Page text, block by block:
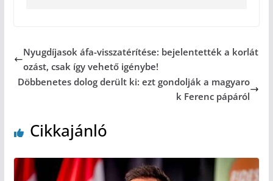
Nyugdíjasok áfa-visszatérítése: bejelentették a korlát
ozást, csak így vehető igénybe!
Döbbenetes dolog derült ki: ezt gondolják a magyaro
k Ferenc pápáról
Cikkajánló